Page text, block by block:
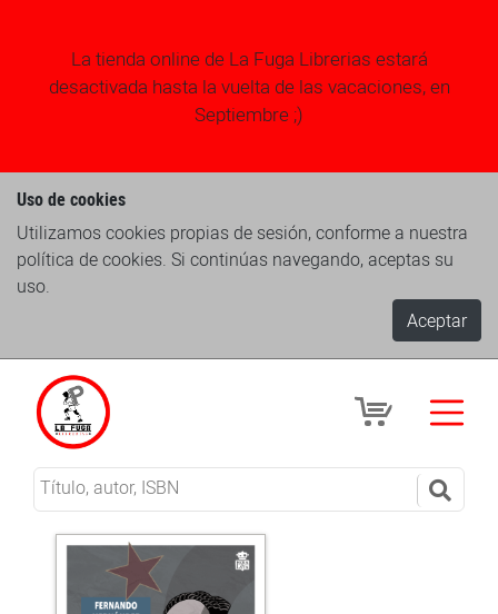
La tienda online de La Fuga Librerias estará
desactivada hasta la vuelta de las vacaciones, en
Septiembre ;)
Uso de cookies
Utilizamos cookies propias de sesión, conforme a nuestra
política de cookies. Si continúas navegando, aceptas su
uso.
Aceptar